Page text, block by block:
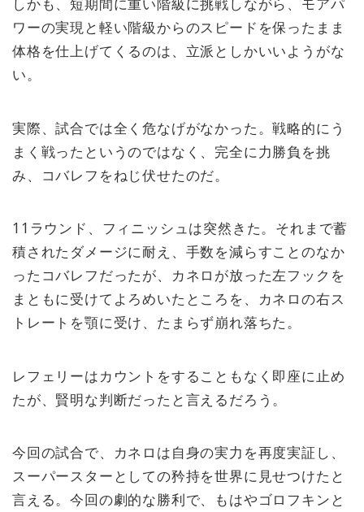
ワーの実現と軽い階級からのスピードを保ったまま
体格を仕上げてくるのは、立派としかいいようがな
い。
実際、試合では全く危なげがなかった。戦略的にう
まく戦ったというのではなく、完全に力勝負を挑
み、コバレフをねじ伏せたのだ。
11ラウンド、フィニッシュは突然きた。それまで蓄
積されたダメージに耐え、手数を減らすことのなか
ったコバレフだったが、カネロが放った左フックを
まともに受けてよろめいたところを、カネロの右ス
トレートを顎に受け、たまらず崩れ落ちた。
レフェリーはカウントをすることもなく即座に止め
たが、賢明な判断だったと言えるだろう。
今回の試合で、カネロは自身の実力を再度実証し、
スーパースターとしての矜持を世界に見せつけたと
言える。今回の劇的な勝利で、もはやゴロフキンと